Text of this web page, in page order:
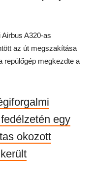
A320-as
az út megszakítása
repülőgép megkezdte a
egy
okozott